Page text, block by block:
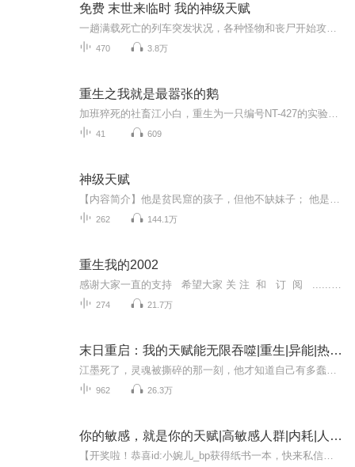
免费 末世来临时 我的神级天赋
470 3.8万
重生之我就是最嚣张的鹅
41 609
神级天赋
262 144.1万
重生我的2002
274 21.7万
末日重启：我的天赋能无限吞噬|重生|异能|热血|末世危机|科幻
962 26.3万
你的敏感，就是你的天赋|高敏感人群|内耗|人际关系